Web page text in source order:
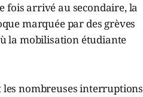
fois arrivé au secondaire, la
marquée par des grèves
la mobilisation étudiante
les nombreuses interruptions